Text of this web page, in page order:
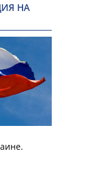
НА